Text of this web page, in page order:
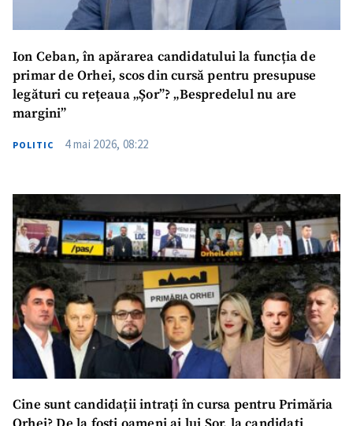
Trimite o informație
Despre ZdG
in English
на русском
Ion Ceban, în apărarea candidatului la funcția de
primar de Orhei, scos din cursă pentru presupuse
legături cu rețeaua „Șor”? „Bespredelul nu are
margini”
POLITIC 4 mai 2026, 08:22
Cine sunt candidații intrați în cursa pentru Primăria